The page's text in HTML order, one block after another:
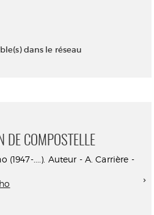
dans le réseau
DE COMPOSTELLE
(1947-....). Auteur - A. Carrière -